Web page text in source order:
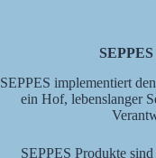
SEPPES implementiert
ein Hof, lebenslanger
SEPPES Produkte